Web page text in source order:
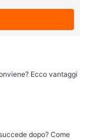
Ecco vantaggi
dopo? Come